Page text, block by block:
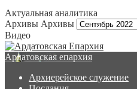
Актуальная аналитика
Архивы Архивы
Видео
Ардатовская епархия
Архиерейское служение